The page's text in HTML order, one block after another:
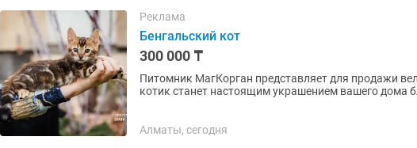
Реклама
Бенгальский кот
300 000 ₸
Питомник МагКорган представляет для продажи
котик станет настоящим украшением вашего дома
Алматы, сегодня